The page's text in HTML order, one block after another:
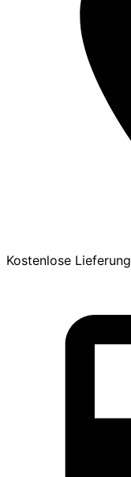
Kostenlose Lieferung